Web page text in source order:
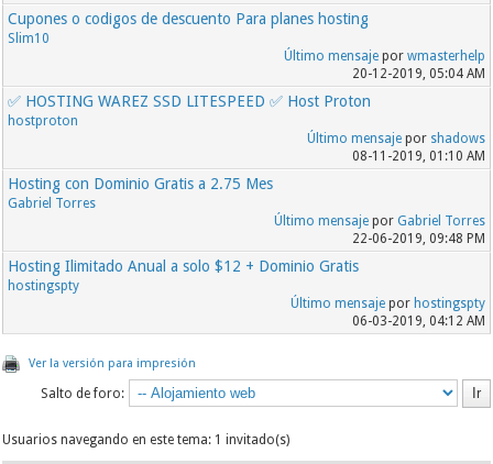
Cupones o codigos de descuento Para planes hosting
Slim10
Último mensajepor wmasterhelp
20-12-2019, 05:04 AM
✅ HOSTING WAREZ SSD LITESPEED ✅ Host Proton
hostproton
Último mensajepor shadows
08-11-2019, 01:10 AM
Hosting con Dominio Gratis a 2.75 Mes
Gabriel Torres
Último mensajepor Gabriel Torres
22-06-2019, 09:48 PM
Hosting Ilimitado Anual a solo $12 + Dominio Gratis
hostingspty
Último mensajepor hostingspty
06-03-2019, 04:12 AM
Ver la versión para impresión
Salto de foro:
Usuarios navegando en este tema: 1 invitado(s)